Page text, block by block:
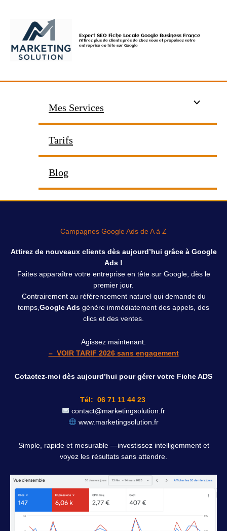
contenu
Expert SEO Fiche Locale Google Business France
Attirez plus de clients près de chez vous et propulsez votre
entreprise en tête sur Google
Mes Services
Tarifs
Blog
Campagnes Google Ads de A à Z
Attirez de nouveaux clients dès aujourd’hui grâce à Google
Ads !
Faites apparaître votre entreprise en tête sur Google, dès le
premier jour.
Contrairement au référencement naturel qui demande du
temps,Google Ads génère immédiatement des appels, des
clics et des ventes.
Agissez maintenant.
– VOIR TARIF 2026 sans engagement
Cotactez-moi dès aujourd’hui pour gérer votre Fiche ADS
Tél: 06 71 11 44 23
contact@marketingsolution.fr
www.marketingsolution.fr
Simple, rapide et mesurable —investissez intelligemment et
voyez les résultats sans attendre.